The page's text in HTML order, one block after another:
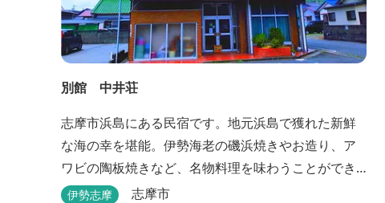
別館 中井荘
志摩市浜島にある民宿です。地元浜島で獲れた新鮮
な海の幸を堪能。伊勢海老の磯浜焼きやお造り、ア
ワビの陶板焼きなど、名物料理を味わうことができ
ます。
伊勢志摩 志摩市